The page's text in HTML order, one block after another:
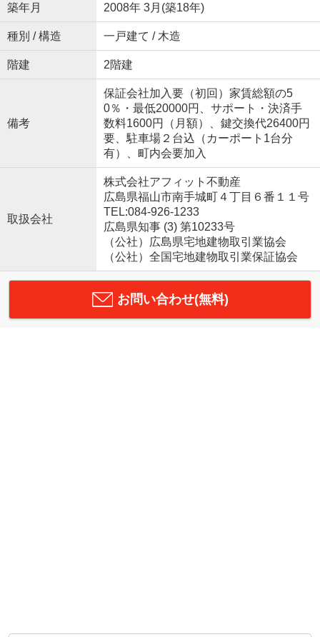
築年月 2008年 3月(築18年)
種別 / 構造 一戸建て / 木造
階建 2階建
備考
保証会社加入要（初回）家賃総額の5
0％・最低20000円、サポート・決済手
数料1600円（月額）、鍵交換代26400円
要、駐車場２台込（カーポート1台分
有）、町内会要加入
取扱会社
株式会社アフィット不動産
広島県福山市南手城町４丁目６番１１号
TEL:084-926-1233
広島県知事 (3) 第10233号
（公社）広島県宅地建物取引業協会
（公社）全国宅地建物取引業保証協会
お問い合わせ(無料)